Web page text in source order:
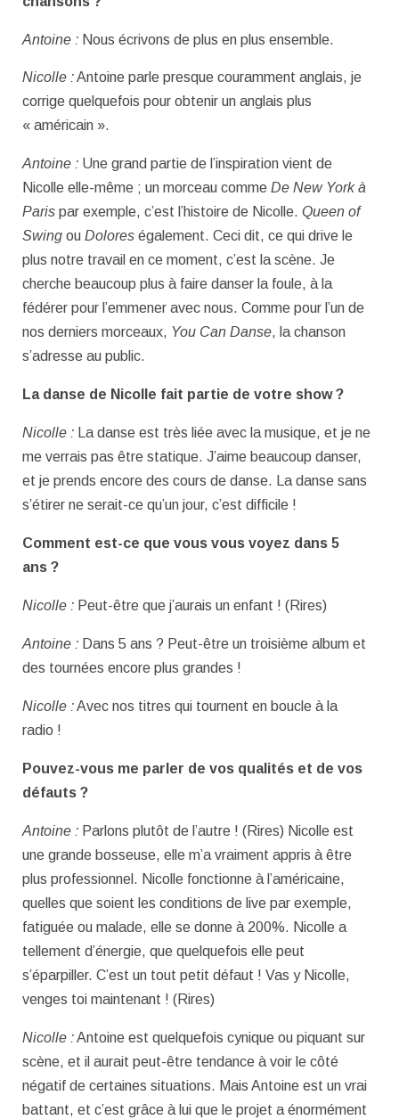
Antoine : Nous écrivons de plus en plus ensemble.
Nicolle :Antoine parle presque couramment anglais, je
corrige quelquefois pour obtenir un anglais plus
« américain ».
Antoine : Une grand partie de l’inspiration vient de
Nicolle elle-même ; un morceau comme De New York à
Paris par exemple, c’est l’histoire de Nicolle. Queen of
Swing ou Dolores également. Ceci dit, ce qui drive le
plus notre travail en ce moment, c’est la scène. Je
cherche beaucoup plus à faire danser la foule, à la
fédérer pour l’emmener avec nous. Comme pour l’un de
nos derniers morceaux, You Can Danse, la chanson
s’adresse au public.
La danse de Nicolle fait partie de votre show ?
Nicolle : La danse est très liée avec la musique, et je ne
me verrais pas être statique. J’aime beaucoup danser,
et je prends encore des cours de danse. La danse sans
s’étirer ne serait-ce qu’un jour, c’est difficile !
Comment est-ce que vous vous voyez dans 5
ans ?
Nicolle : Peut-être que j’aurais un enfant ! (Rires)
Antoine : Dans 5 ans ? Peut-être un troisième album et
des tournées encore plus grandes !
Nicolle :Avec nos titres qui tournent en boucle à la
radio !
Pouvez-vous me parler de vos qualités et de vos
défauts ?
Antoine : Parlons plutôt de l’autre ! (Rires) Nicolle est
une grande bosseuse, elle m’a vraiment appris à être
plus professionnel. Nicolle fonctionne à l’américaine,
quelles que soient les conditions de live par exemple,
fatiguée ou malade, elle se donne à 200%. Nicolle a
tellement d’énergie, que quelquefois elle peut
s’éparpiller. C’est un tout petit défaut ! Vas y Nicolle,
venges toi maintenant ! (Rires)
Nicolle :Antoine est quelquefois cynique ou piquant sur
scène, et il aurait peut-être tendance à voir le côté
négatif de certaines situations. Mais Antoine est un vrai
battant, et c’est grâce à lui que le projet a énormément